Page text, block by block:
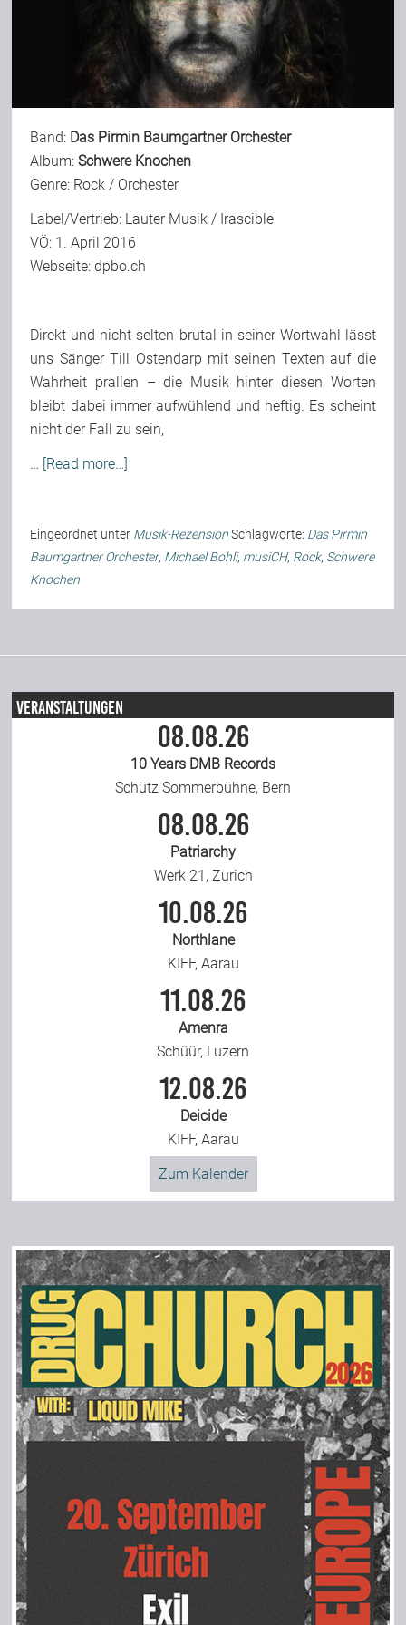
Bild-Archiv
Rezensionen
Musik
Alles andere
Kontakt
Team
Support Us
Playlisten
Band: Das Pirmin Baumgartner Orchester
Album:Schwere Knochen
Genre: Rock / Orchester
Label/Vertrieb: Lauter Musik / Irascible
VÖ: 1. April 2016
Webseite:dpbo.ch
Direkt und nicht selten brutal in seiner Wortwahl lässt
uns Sänger Till Ostendarp mit seinen Texten auf die
Wahrheit prallen – die Musik hinter diesen Worten
bleibt dabei immer aufwühlend und heftig. Es scheint
nicht der Fall zu sein,
… [Read more…]
Eingeordnet unter Musik-Rezension Schlagworte: Das Pirmin
Baumgartner Orchester, Michael Bohli, musiCH, Rock, Schwere
Knochen
Veranstaltungen
08.08.26
10 Years DMB Records
Schütz Sommerbühne, Bern
08.08.26
Patriarchy
Werk 21, Zürich
10.08.26
Northlane
KIFF, Aarau
11.08.26
Amenra
Schüür, Luzern
12.08.26
Deicide
KIFF, Aarau
Zum Kalender